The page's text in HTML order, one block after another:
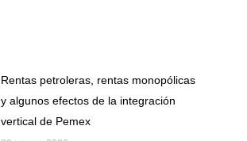
Rentas petroleras, rentas monopólicas
y algunos efectos de la integración
vertical de Pemex